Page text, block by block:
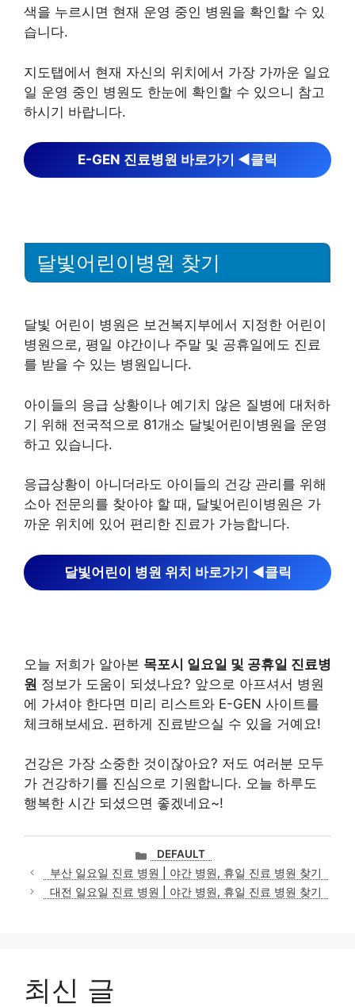
색을 누르시면 현재 운영 중인 병원을 확인할 수 있
습니다.
지도탭에서 현재 자신의 위치에서 가장 가까운 일요
일 운영 중인 병원도 한눈에 확인할 수 있으니 참고
하시기 바랍니다.
E-GEN 진료병원 바로가기 ◀︎클릭
달빛어린이병원 찾기
달빛 어린이 병원은 보건복지부에서 지정한 어린이
병원으로, 평일 야간이나 주말 및 공휴일에도 진료
를 받을 수 있는 병원입니다.
아이들의 응급 상황이나 예기치 않은 질병에 대처하
기 위해 전국적으로 81개소 달빛어린이병원을 운영
하고 있습니다.
응급상황이 아니더라도 아이들의 건강 관리를 위해
소아 전문의를 찾아야 할 때, 달빛어린이병원은 가
까운 위치에 있어 편리한 진료가 가능합니다.
달빛어린이 병원 위치 바로가기 ◀︎클릭
오늘 저희가 알아본 목포시 일요일 및 공휴일 진료병
원 정보가 도움이 되셨나요? 앞으로 아프셔서 병원
에 가셔야 한다면 미리 리스트와 E-GEN 사이트를
체크해보세요. 편하게 진료받으실 수 있을 거예요!
건강은 가장 소중한 것이잖아요? 저도 여러분 모두
가 건강하기를 진심으로 기원합니다. 오늘 하루도
행복한 시간 되셨으면 좋겠네요~!
카
테
고
리
DEFAULT
부산 일요일 진료 병원 | 야간 병원, 휴일 진료 병원 찾기
대전 일요일 진료 병원 | 야간 병원, 휴일 진료 병원 찾기
최신 글